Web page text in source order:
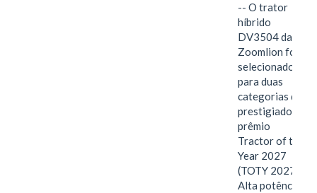
-- O trator
híbrido
DV3504 da
Zoomlion foi
selecionado
para duas
categorias do
prestigiado
prêmio
Tractor of the
Year 2027
(TOTY 2027:
Alta potência